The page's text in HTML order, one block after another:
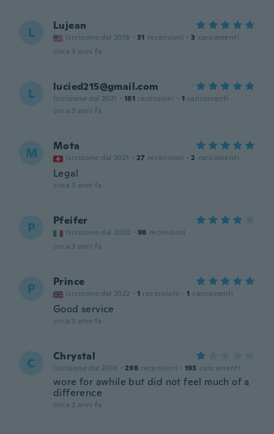
L Lujean
Iscrizione dal 2018 · 31 recensioni · 3 caricamenti
circa 3 anni fa
L lucied215@gmail.com
Iscrizione dal 2021 · 181 recensioni · 1 caricamenti
circa 3 anni fa
M Mota
Iscrizione dal 2021 · 27 recensioni · 2 caricamenti
Legal
circa 3 anni fa
P Pfeifer
Iscrizione dal 2020 · 98 recensioni
circa 3 anni fa
P Prince
Iscrizione dal 2022 · 1 recensioni · 1 caricamenti
Good service
circa 3 anni fa
C Chrystal
Iscrizione dal 2018 · 298 recensioni · 193 caricamenti
wore for awhile but did not feel much of a
difference
circa 3 anni fa